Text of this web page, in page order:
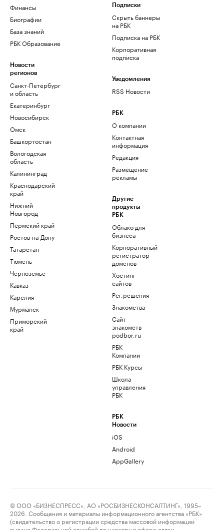
Финансы
Биографии
База знаний
РБК Образование
Новости
регионов
Санкт-Петербург
и область
Екатеринбург
Новосибирск
Омск
Башкортостан
Вологодская
область
Калининград
Краснодарский
край
Нижний
Новгород
Пермский край
Ростов-на-Дону
Татарстан
Тюмень
Черноземье
Кавказ
Карелия
Мурманск
Приморский
край
Подписки
Скрыть баннеры
на РБК
Подписка на РБК
Корпоративная
подписка
Уведомления
RSS Новости
РБК
О компании
Контактная
информация
Редакция
Размещение
рекламы
Другие
продукты
РБК
Облако для
бизнеса
Корпоративный
регистратор
доменов
Хостинг
сайтов
Рег.решения
Знакомства
Сайт
знакомств
podbor.ru
РБК
Компании
РБК Курсы
Школа
управления
РБК
РБК
Новости
iOS
Android
AppGallery
© ООО «БИЗНЕСПРЕСС», АО «РОСБИЗНЕСКОНСАЛТИНГ», 1995–
2026. Сообщения и материалы информационного агентства «РБК»
(свидетельство о регистрации средства массовой информации